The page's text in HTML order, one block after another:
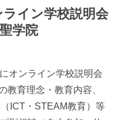
学校
イン学校説明会
学院
オンライン学校説明会
教育理念・教育内容、
ICT・STEAM教育）等